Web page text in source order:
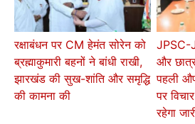
रक्षाबंधन पर CM हेमंत सोरेन को
ब्रह्माकुमारी बहनों ने बांधी राखी,
झारखंड की सुख-शांति और समृद्धि
की कामना की
JPSC-
और
पहली
पर
रहेगा